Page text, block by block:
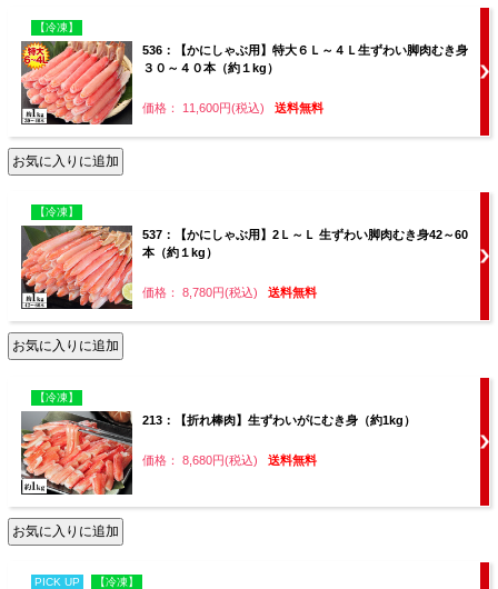
【冷凍】
536：【かにしゃぶ用】特大６Ｌ～４Ｌ生ずわい脚肉むき身
３０～４０本（約１kg）
価格： 11,600円(税込) 送料無料
【冷凍】
537：【かにしゃぶ用】2Ｌ～Ｌ 生ずわい脚肉むき身42～60
本（約１kg）
価格： 8,780円(税込) 送料無料
【冷凍】
213：【折れ棒肉】生ずわいがにむき身（約1kg）
価格： 8,680円(税込) 送料無料
PICK UP 【冷凍】